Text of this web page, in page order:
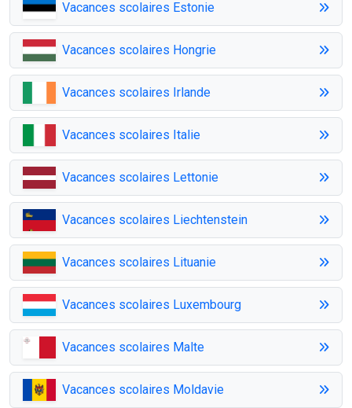
Vacances scolaires Estonie
Vacances scolaires Hongrie
Vacances scolaires Irlande
Vacances scolaires Italie
Vacances scolaires Lettonie
Vacances scolaires Liechtenstein
Vacances scolaires Lituanie
Vacances scolaires Luxembourg
Vacances scolaires Malte
Vacances scolaires Moldavie